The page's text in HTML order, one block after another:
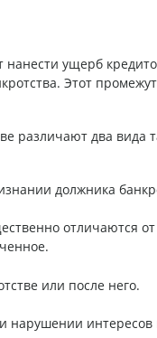
нанести ущерб
Этот
различают два вида
должника
отличаются
или после него.
нарушении интересов